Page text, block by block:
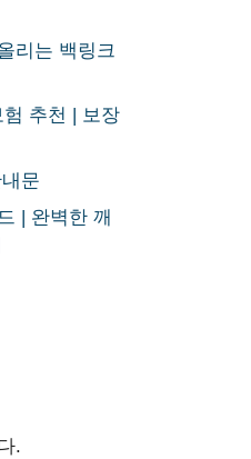
리는 백링크
추천 | 보장
문
| 완벽한 깨
.